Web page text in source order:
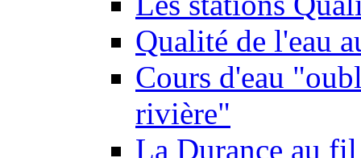
Qualité de l'eau
Cours d'eau
rivière"
La Durance au